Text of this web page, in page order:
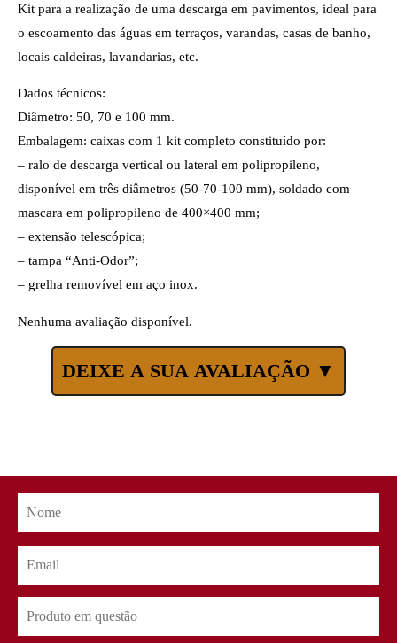
Kit para a realização de uma descarga em pavimentos, ideal para
o escoamento das águas em terraços, varandas, casas de banho,
locais caldeiras, lavandarias, etc.
Dados técnicos:
Diâmetro: 50, 70 e 100 mm.
Embalagem: caixas com 1 kit completo constituído por:
– ralo de descarga vertical ou lateral em polipropileno,
disponível em três diâmetros (50-70-100 mm), soldado com
mascara em polipropileno de 400×400 mm;
– extensão telescópica;
– tampa “Anti-Odor”;
– grelha removível em aço inox.
Nenhuma avaliação disponível.
DEIXE A SUA AVALIAÇÃO ▼